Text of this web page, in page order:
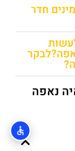
חדר
נאפה